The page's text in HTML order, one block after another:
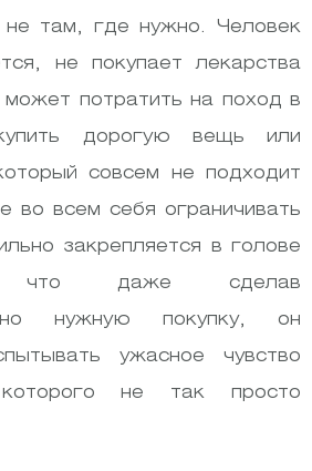
не там, где нужно. Человек
не покупает лекарства
потратить на поход в
дорогую вещь или
совсем не подходит
во всем себя ограничивать
закрепляется в голове
что даже сделав
нужную покупку, он
ужасное чувство
не так просто